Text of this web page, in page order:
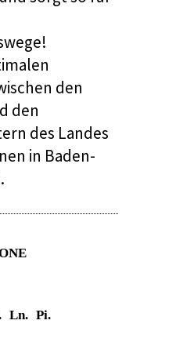
den
den
des Landes
in Baden-
Ln. Pi.